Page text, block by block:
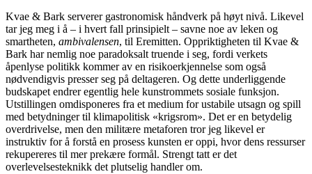
Kvae & Bark serverer gastronomisk håndverk på høyt nivå. Likevel
tar jeg meg i å – i hvert fall prinsipielt – savne noe av leken og
smartheten, ambivalensen, til Eremitten. Oppriktigheten til Kvae &
Bark har nemlig noe paradoksalt truende i seg, fordi verkets
åpenlyse politikk kommer av en risikoerkjennelse som også
nødvendigvis presser seg på deltageren. Og dette underliggende
budskapet endrer egentlig hele kunstrommets sosiale funksjon.
Utstillingen omdisponeres fra et medium for ustabile utsagn og spill
med betydninger til klimapolitisk «krigsrom». Det er en betydelig
overdrivelse, men den militære metaforen tror jeg likevel er
instruktiv for å forstå en prosess kunsten er oppi, hvor dens ressurser
rekupereres til mer prekære formål. Strengt tatt er det
overlevelsesteknikk det plutselig handler om.